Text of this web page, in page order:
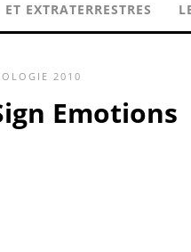
EXTRATERRESTRES
2010
Emotions